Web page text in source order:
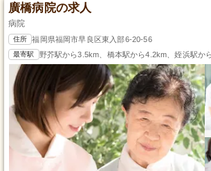
廣橋病院の求人
病院
住所 福岡県福岡市早良区東入部6-20-56
最寄駅 野芥駅から3.5km、橋本駅から4.2km、姪浜駅か